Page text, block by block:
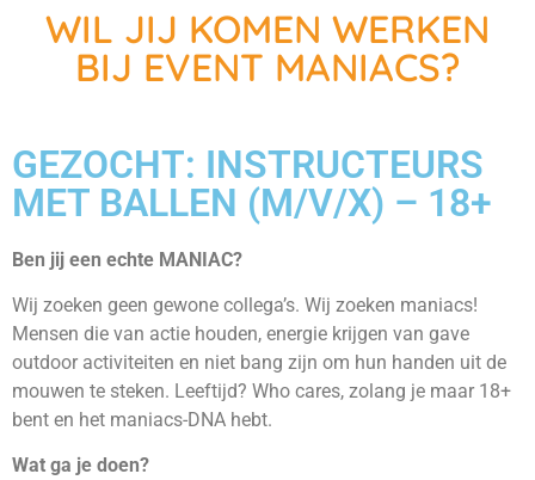
WIL JIJ KOMEN WERKEN
BIJ EVENT MANIACS?
GEZOCHT: INSTRUCTEURS
MET BALLEN (M/V/X) – 18+
Ben jij een echte MANIAC?
Wij zoeken geen gewone collega’s. Wij zoeken maniacs!
Mensen die van actie houden, energie krijgen van gave
outdoor activiteiten en niet bang zijn om hun handen uit de
mouwen te steken. Leeftijd? Who cares, zolang je maar 18+
bent en het maniacs-DNA hebt.
Wat ga je doen?